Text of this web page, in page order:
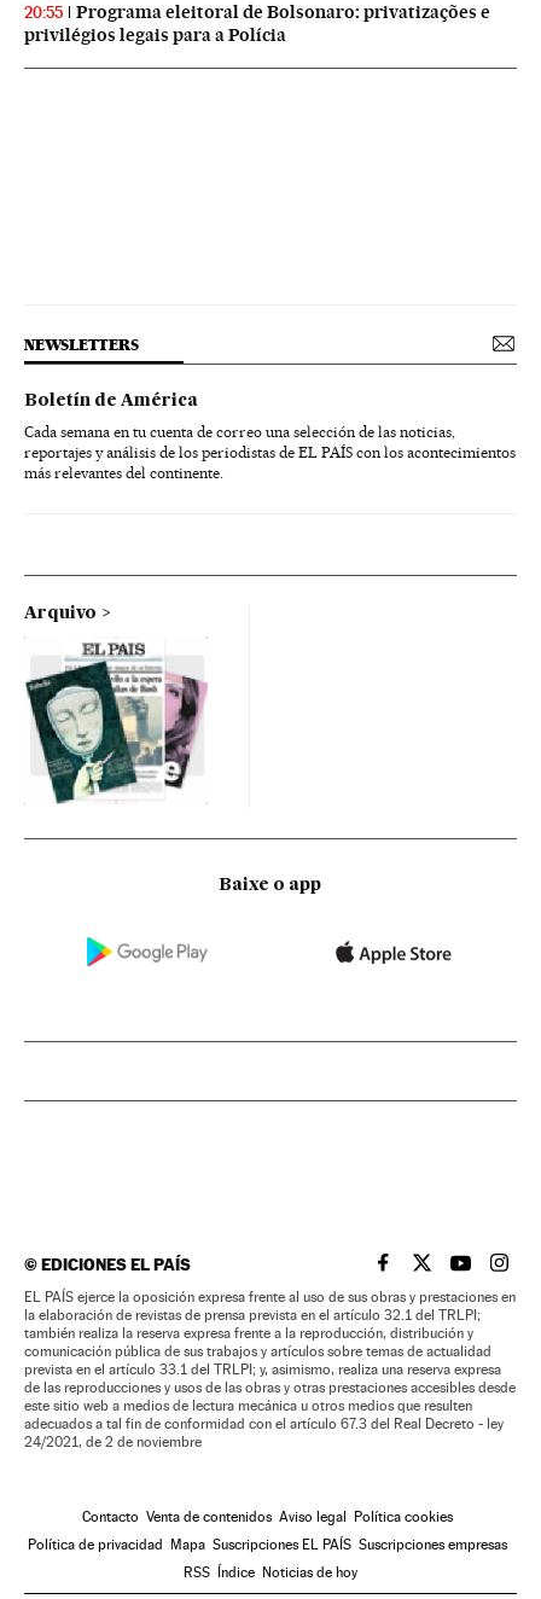
20:55
Programa eleitoral de Bolsonaro: privatizações e
privilégios legais para a Polícia
NEWSLETTERS
Boletín de América
Cada semana en tu cuenta de correo una selección de las noticias,
reportajes y análisis de los periodistas de EL PAÍS con los acontecimientos
más relevantes del continente.
Arquivo
Baixe o app
©EDICIONES EL PAÍS EL PAÍS BRASIL EN
EL PAÍSEL PAÍS
EL
EL PAÍS ejerce la oposición expresa frente al uso de sus obras y prestaciones en
la elaboración de revistas de prensa prevista en el artículo 32.1 del TRLPI;
también realiza la reserva expresa frente a la reproducción, distribución y
comunicación pública de sus trabajos y artículos sobre temas de actualidad
prevista en el artículo 33.1 del TRLPI; y, asimismo, realiza una reserva expresa
de las reproducciones y usos de las obras y otras prestaciones accesibles desde
este sitio web a medios de lectura mecánica u otros medios que resulten
adecuados a tal fin de conformidad con el artículo 67.3 del Real Decreto - ley
24/2021, de 2 de noviembre
Contacto Venta de contenidos Aviso legal Política cookies
Política de privacidad Mapa Suscripciones EL PAÍS Suscripciones empresas
RSS Índice Noticias de hoy